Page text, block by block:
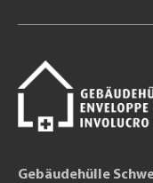
Gebäudehülle